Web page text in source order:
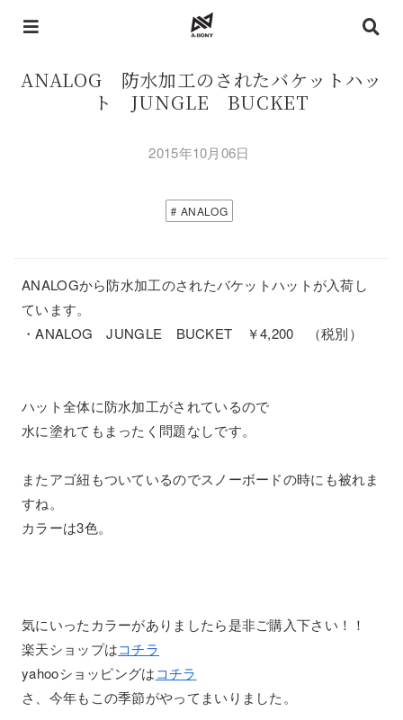
ANALOG 防水加工のされたバケットハッ
ト JUNGLE BUCKET
2015年10月06日
ANALOG
ANALOGから防水加工のされたバケットハットが入荷し
ています。
・ANALOG JUNGLE BUCKET ￥4,200 （税別）
ハット全体に防水加工がされているので
水に塗れてもまったく問題なしです。
またアゴ紐もついているのでスノーボードの時にも被れま
すね。
カラーは3色。
気にいったカラーがありましたら是非ご購入下さい！！
楽天ショップはコチラ
yahooショッピングはコチラ
さ、今年もこの季節がやってまいりました。